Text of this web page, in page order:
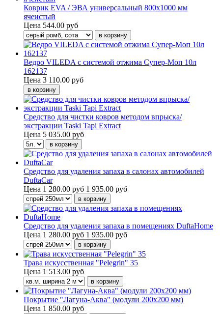
Коврик EVA / ЭВА универсальный 800х1000 мм
ячеистый
Цена 544.00 руб
Ведро VILEDA с системой отжима Супер-Моп 10л
162137
Цена 3 110.00 руб
Средство для чистки ковров методом впрыска/
экстракции Taski Tapi Extract
Цена 5 035.00 руб
Средство для удаления запаха в салонах автомобилей
DuftaCar
Цена 1 280.00 руб 1 935.00 руб
Средство для удаления запаха в помещениях DuftaHome
Цена 1 280.00 руб 1 935.00 руб
Трава искусственная "Pelegrin" 35
Цена 1 513.00 руб
Покрытие "Лагуна-Аква" (модули 200х200 мм)
Цена 1 850.00 руб